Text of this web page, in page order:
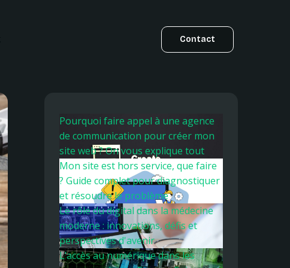
Contact
Pourquoi faire appel à une agence
de communication pour créer mon
site web ? On vous explique tout
Mon site est hors service, que faire
? Guide complet pour diagnostiquer
et résoudre le problème
Le rôle du digital dans la médecine
moderne : innovations, défis et
perspectives d'avenir
L’accès au numérique dans les